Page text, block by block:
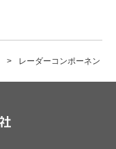
レーダーコンポーネント